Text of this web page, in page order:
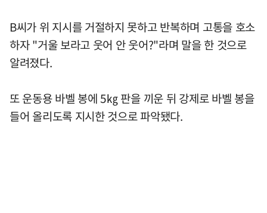
B씨가 위 지시를 거절하지 못하고 반복하며 고통을 호소
하자 "거울 보라고 웃어 안 웃어?"라며 말을 한 것으로
알려졌다.
또 운동용 바벨 봉에 5㎏ 판을 끼운 뒤 강제로 바벨 봉을
들어 올리도록 지시한 것으로 파악됐다.